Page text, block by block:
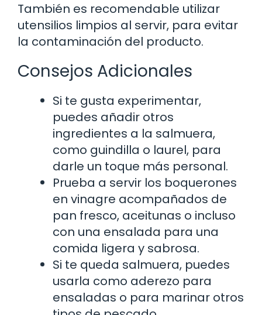
También es recomendable utilizar
utensilios limpios al servir, para evitar
la contaminación del producto.
Consejos Adicionales
Si te gusta experimentar,
puedes añadir otros
ingredientes a la salmuera,
como guindilla o laurel, para
darle un toque más personal.
Prueba a servir los boquerones
en vinagre acompañados de
pan fresco, aceitunas o incluso
con una ensalada para una
comida ligera y sabrosa.
Si te queda salmuera, puedes
usarla como aderezo para
ensaladas o para marinar otros